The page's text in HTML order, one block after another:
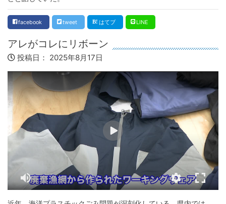
facebook tweet はてブ LINE
アレがコレにリボーン
投稿日： 2025年8月17日